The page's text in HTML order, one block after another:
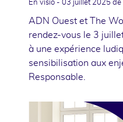
En visio - 03 juillet 2025 de
ADN Ouest et The
rendez-vous le 3
à une expérience
sensibilisation aux
Responsable.